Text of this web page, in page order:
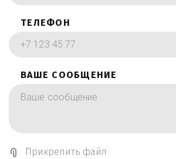
ТЕЛЕФОН
ВАШЕ СООБЩЕНИЕ
Прикрепить файл